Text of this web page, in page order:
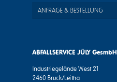
ANFRAGE & BESTELLUNG
ABFALLSERVICE JÜLY GesmbH
Industriegelände West 21
2460 Bruck/Leitha